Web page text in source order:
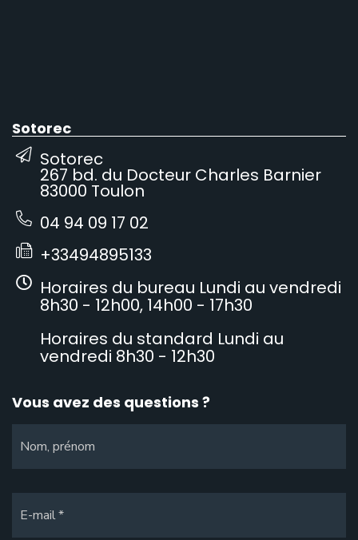
Sotorec
Sotorec
267 bd. du Docteur Charles Barnier
83000 Toulon
04 94 09 17 02
+33494895133
Horaires du bureau Lundi au vendredi
8h30 - 12h00, 14h00 - 17h30
Horaires du standard Lundi au
vendredi 8h30 - 12h30
Vous avez des questions ?
Nom, prénom
E-mail